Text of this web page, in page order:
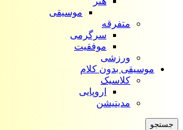
موسیقی
متفرقه
سرگرمی
موفقیت
ورزشی
موسیقی بدون کلام
کلاسیک
اروپایی
مدیتیشن
جستجو